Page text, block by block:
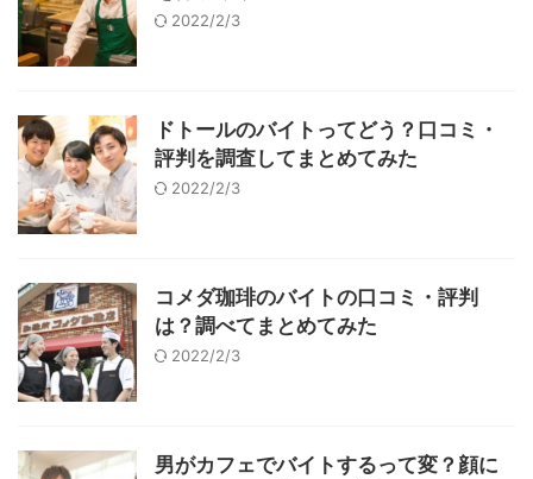
2022/2/3
ドトールのバイトってどう？口コミ・
評判を調査してまとめてみた
2022/2/3
コメダ珈琲のバイトの口コミ・評判
は？調べてまとめてみた
2022/2/3
男がカフェでバイトするって変？顔に